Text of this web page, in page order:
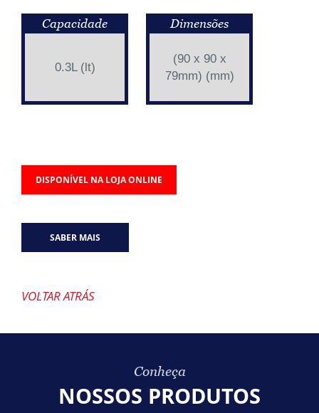
Capacidade
0.3L (lt)
Dimensões
(90 x 90 x
79mm) (mm)
DISPONÍVEL NA LOJA ONLINE
SABER MAIS
VOLTAR ATRÁS
Conheça
NOSSOS PRODUTOS